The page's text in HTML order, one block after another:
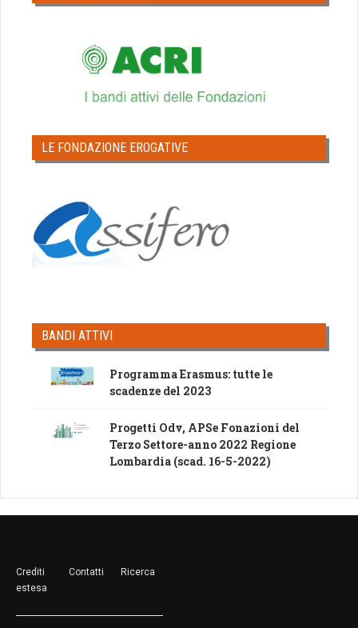
LE FONDAZIONE EROGATIVE
BANDI ATTIVI
Programma Erasmus: tutte le
scadenze del 2023
Progetti Odv, APSe Fonazioni del
Terzo Settore-anno 2022 Regione
Lombardia (scad. 16-5-2022)
Crediti Contatti
Ricerca
estesa